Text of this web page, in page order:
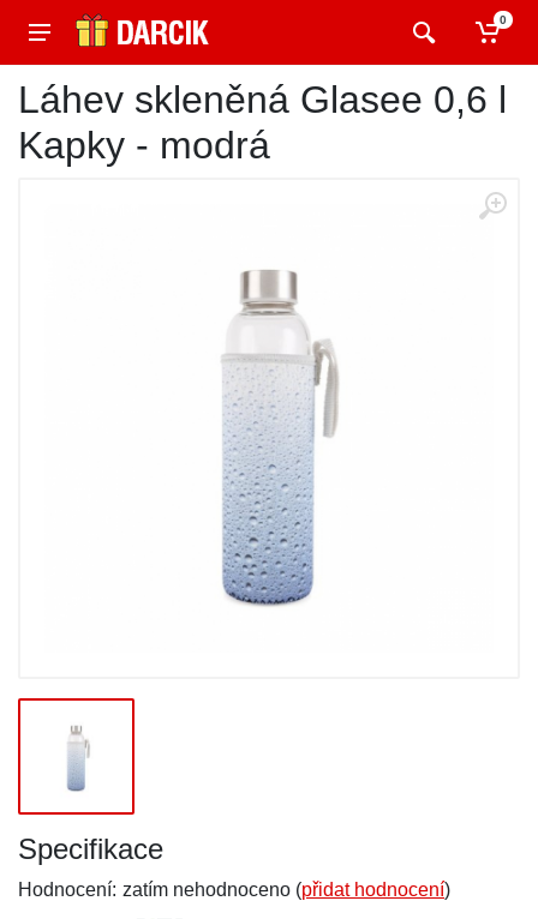
0
Láhev skleněná Glasee 0,6 l
Kapky - modrá
Specifikace
Hodnocení: zatím nehodnoceno (přidat hodnocení)